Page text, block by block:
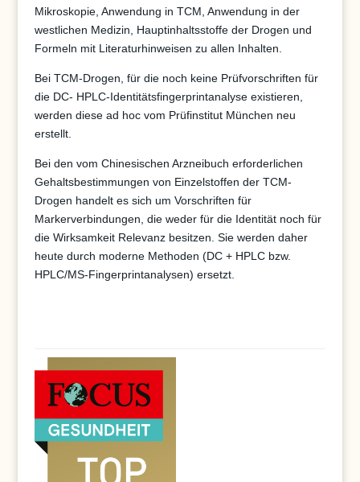
Mikroskopie, Anwendung in TCM, Anwendung in der
westlichen Medizin, Hauptinhaltsstoffe der Drogen und
Formeln mit Literaturhinweisen zu allen Inhalten.
Bei TCM-Drogen, für die noch keine Prüfvorschriften für
die DC- HPLC-Identitätsfingerprintanalyse existieren,
werden diese ad hoc vom Prüfinstitut München neu
erstellt.
Bei den vom Chinesischen Arzneibuch erforderlichen
Gehaltsbestimmungen von Einzelstoffen der TCM-
Drogen handelt es sich um Vorschriften für
Markerverbindungen, die weder für die Identität noch für
die Wirksamkeit Relevanz besitzen. Sie werden daher
heute durch moderne Methoden (DC + HPLC bzw.
HPLC/MS-Fingerprintanalysen) ersetzt.